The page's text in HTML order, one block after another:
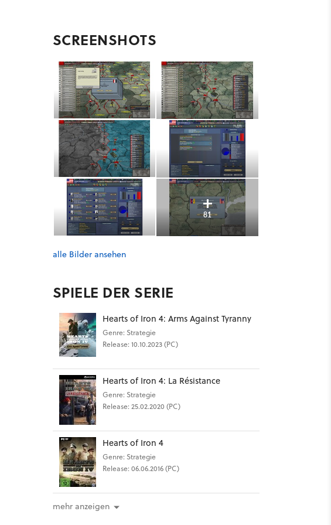
SCREENSHOTS
81
alle Bilder ansehen
SPIELE DER SERIE
Hearts of Iron 4: Arms Against Tyranny
Genre: Strategie
Release: 10.10.2023 (PC)
Hearts of Iron 4: La Résistance
Genre: Strategie
Release: 25.02.2020 (PC)
Hearts of Iron 4
Genre: Strategie
Release: 06.06.2016 (PC)
mehr anzeigen